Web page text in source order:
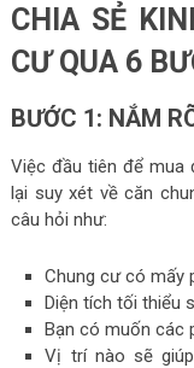
CHIA SẺ
CƯ QUA 6
BƯỚC 1: NẮM
Việc đầu tiên để mua
lại suy xét về căn
câu hỏi như:
Chung cư có mấy
Diện tích tối thiểu
Bạn có muốn các
Vị trí nào sẽ